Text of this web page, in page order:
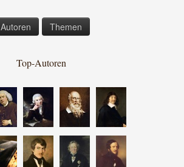
Autoren Themen
Top-Autoren